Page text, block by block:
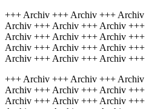
+++ Archiv +++ Archiv +++
Archiv +++ Archiv +++ Archiv
Archiv +++ Archiv +++ Archiv
Archiv +++ Archiv +++ Archiv
Archiv +++ Archiv +++ Archiv
+++ Archiv +++ Archiv +++
Archiv +++ Archiv +++ Archiv
Archiv +++ Archiv +++ Archiv